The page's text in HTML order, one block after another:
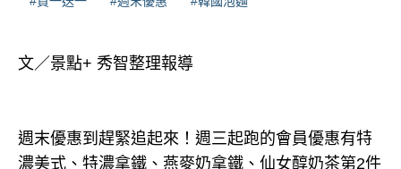
文／景點+ 秀智整理報導
週末優惠到趕緊追起來！週三起跑的會員優惠有特
濃美式、特濃拿鐵、燕麥奶拿鐵、仙女醇奶茶第2件